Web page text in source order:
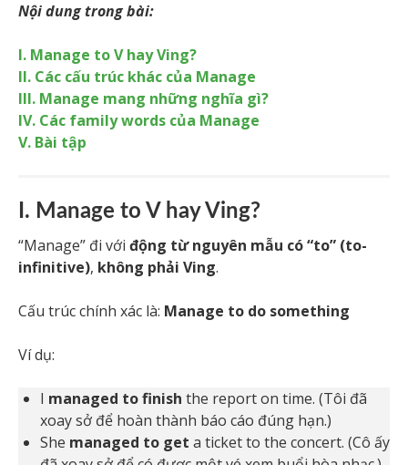
Nội dung trong bài:
I. Manage to V hay Ving?
II. Các cấu trúc khác của Manage
III. Manage mang những nghĩa gì?
IV. Các family words của Manage
V. Bài tập
I. Manage to V hay Ving?
“Manage” đi với động từ nguyên mẫu có “to” (to-
infinitive), không phải Ving.
Cấu trúc chính xác là: Manage to do something
Ví dụ:
I managed to finish the report on time. (Tôi đã
xoay sở để hoàn thành báo cáo đúng hạn.)
She managed to get a ticket to the concert. (Cô ấy